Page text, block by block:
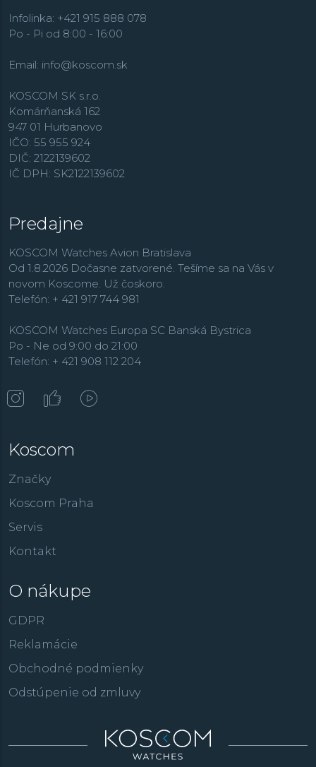
Infolinka: +421 915 888 078
Po - Pi od 8:00 - 16:00
Email: info@koscom.sk
KOSCOM SK s.r.o.
Komárňanská 162
947 01 Hurbanovo
IČO: 55 955 924
DIČ: 2122139602
IČ DPH: SK2122139602
Predajne
KOSCOM Watches Avion Bratislava
Od 1.8.2026 Dočasne zatvorené. Tešíme sa na Vás v
novom Koscome. Už čoskoro.
Telefón: + 421 917 744 981
KOSCOM Watches Europa SC Banská Bystrica
Po - Ne od 9:00 do 21:00
Telefón: + 421 908 112 204
Koscom
Značky
Koscom Praha
Servis
Kontakt
O nákupe
GDPR
Reklamácie
Obchodné podmienky
Odstúpenie od zmluvy